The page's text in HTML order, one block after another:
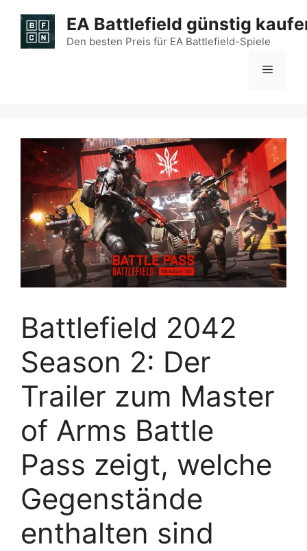
Inhalt
springen
EA Battlefield günstig
Den besten Preis für EA Battlefield-Spiele
Menü
Battlefield 2042
Season 2: Der
Trailer zum Master
of Arms Battle
Pass zeigt, welche
Gegenstände
enthalten sind